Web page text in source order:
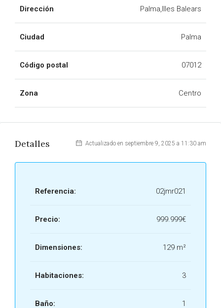
Dirección Palma,Illes Balears
Ciudad Palma
Código postal 07012
Zona Centro
Detalles Actualizado en septiembre 9, 2025 a 11:30 am
Referencia: 02jmr021
Precio: 999.999€
Dimensiones: 129 m²
Habitaciones: 3
Baño: 1